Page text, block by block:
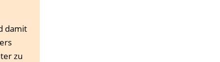
damit
zu